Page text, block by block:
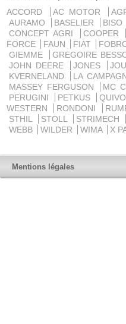
ACCORD AC MOTOR
AURAMO
BASELIER BISO
CONCEPT AGRI
COOPER
FORCE
FAUN FIAT
GIEMME
GREGOIRE
JOHN DEERE
JONES
KVERNELAND
LA
MASSEY FERGUSON
MC
PERUGINI
PETKUS
WESTERN
RONDONI
STHIL
STOLL STRIMECH
WEBB
WILDER WIMA X
Mentions légales